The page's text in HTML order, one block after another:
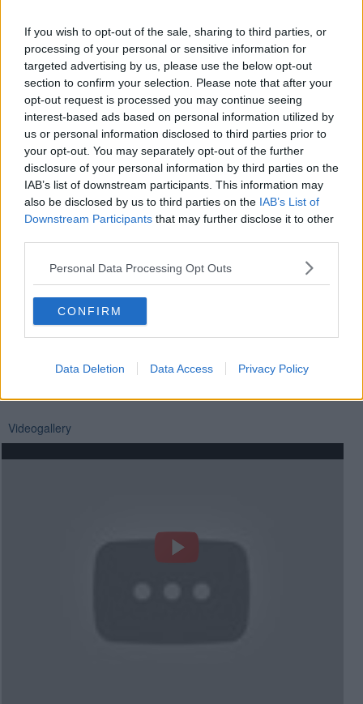
If you wish to opt-out of the sale, sharing to third parties, or
processing of your personal or sensitive information for
targeted advertising by us, please use the below opt-out
section to confirm your selection. Please note that after your
opt-out request is processed you may continue seeing
interest-based ads based on personal information utilized by
us or personal information disclosed to third parties prior to
your opt-out. You may separately opt-out of the further
disclosure of your personal information by third parties on the
IAB’s list of downstream participants. This information may
also be disclosed by us to third parties on the IAB’s List of
Downstream Participants that may further disclose it to other
Personal Data Processing Opt Outs
CONFIRM
Data Deletion Data Access Privacy Policy
orche distinguendo le variazioni odorifere legate agli sbalzi
ormonalie rintracciando così gli esemplari in attesa di bebè. Tutto
per ottenere come ricompensa la suapalla arancione.
Tucker è stato di recente il protagonista assoluto della spedizione
scientifica al largo delleIsole San Juan, nelle acque dove lo stato
di Washington confina con quelle di Vancouver in Canada, a bordo
della nave da ricerca Moja.
Monica Nocciolini
© Riproduzione riservata
Se vuoi leggere le notizie principali della Toscana iscriviti alla
alle 20:00 direttamente nella tua casella di posta.
Videogallery